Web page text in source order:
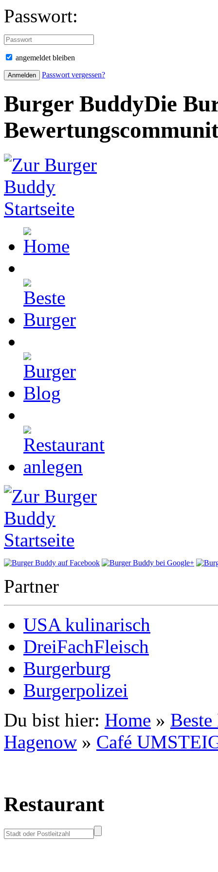
Passwort:
angemeldet bleiben
Passwort vergessen?
Burger BuddyDie
Partner
USA kulinarisch
DreiFachFleisch
Burgerburg
Burgerpolizei
Du bist hier: Home »
Hagenow » Café
Restaurant